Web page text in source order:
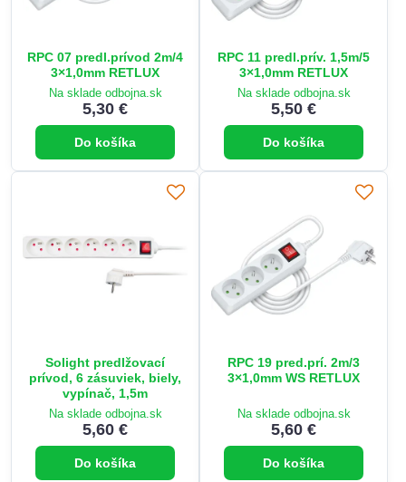
RPC 07 predl.prívod 2m/4
3×1,0mm RETLUX
Na sklade odbojna.sk
5,30 €
Do košíka
RPC 11 predl.prív. 1,5m/5
3×1,0mm RETLUX
Na sklade odbojna.sk
5,50 €
Do košíka
Solight predlžovací
prívod, 6 zásuviek, biely,
vypínač, 1,5m
Na sklade odbojna.sk
5,60 €
Do košíka
RPC 19 pred.prí. 2m/3
3×1,0mm WS RETLUX
Na sklade odbojna.sk
5,60 €
Do košíka